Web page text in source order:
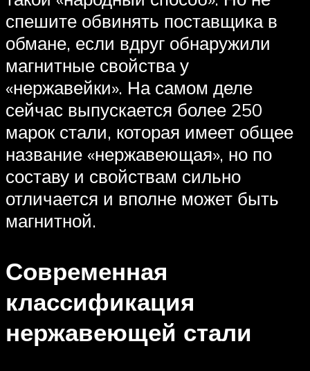
спешите обвинять поставщика в
обмане, если вдруг обнаружили
магнитные свойства у
«нержавейки». На самом деле
сейчас выпускается более 250
марок стали, которая имеет общее
название «нержавеющая», но по
составу и свойствам сильно
отличается и вполне может быть
магнитной.
Современная
классификация
нержавеющей стали